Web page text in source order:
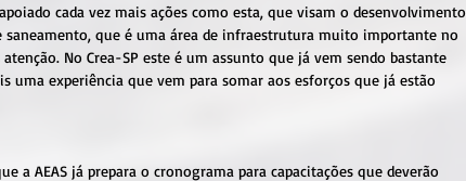
cada vez mais ações como esta, que visam o desenvolvimento
saneamento, que é uma área de infraestrutura muito importante no
No Crea-SP este é um assunto que já vem sendo bastante
uma experiência que vem para somar aos esforços que já estão
a AEAS já prepara o cronograma para capacitações que deverão